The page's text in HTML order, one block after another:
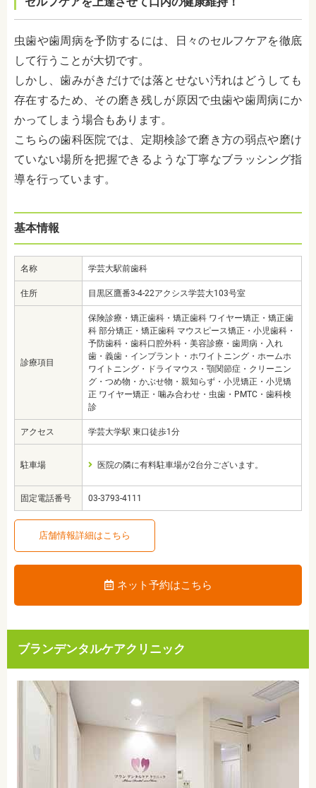
虫歯や歯周病を予防するには、日々のセルフケアを徹底
して行うことが大切です。
しかし、歯みがきだけでは落とせない汚れはどうしても
存在するため、その磨き残しが原因で虫歯や歯周病にか
かってしまう場合もあります。
こちらの歯科医院では、定期検診で磨き方の弱点や磨け
ていない場所を把握できるような丁寧なブラッシング指
導を行っています。
基本情報
名称 学芸大駅前歯科
住所 目黒区鷹番3-4-22アクシス学芸大103号室
診療項目
保険診療・矯正歯科・矯正歯科 ワイヤー矯正・矯正歯
科 部分矯正・矯正歯科 マウスピース矯正・小児歯科・
予防歯科・歯科口腔外科・美容診療・歯周病・入れ
歯・義歯・インプラント・ホワイトニング・ホームホ
ワイトニング・ドライマウス・顎関節症・クリーニン
グ・つめ物・かぶせ物・親知らず・小児矯正・小児矯
正 ワイヤー矯正・噛み合わせ・虫歯・PMTC・歯科検
診
アクセス 学芸大学駅 東口徒歩1分
駐車場 医院の隣に有料駐車場が2台分ございます。
固定電話番号 03-3793-4111
店舗情報詳細はこちら
ネット予約はこちら
ブランデンタルケアクリニック